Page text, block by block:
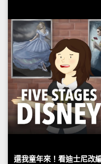
還我童年來！看迪士尼改